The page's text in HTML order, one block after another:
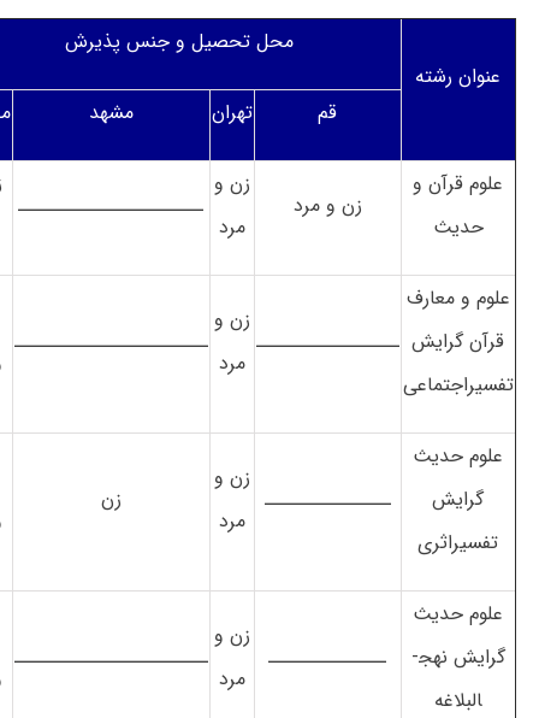
عنوان رشته
محل تحصیل و جنس پذیرش
قم تهران مشهد
علوم قرآن و
حدیث
زن و مرد
زن و
مرد
ــــــــــــــــــــــ
علوم و معارف
قرآن گرایش
تفسیراجتماعی
ـــــــــــــــــ
زن و
مرد
ـــــــــــــــــــــــ
علوم حدیث
گرایش
تفسیراثری
ـــــــــــــــ
زن و
مرد
زن
علوم حدیث
گرایش نهج­
البلاغه
ــــــــــــــ
زن و
مرد
ـــــــــــــــــــــــ